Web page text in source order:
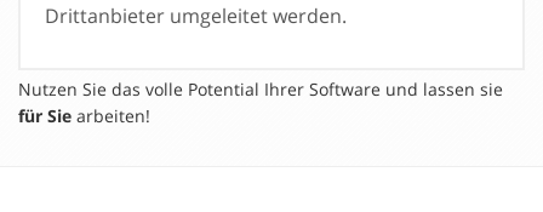
Drittanbieter umgeleitet werden.
Nutzen Sie das volle Potential Ihrer Software und lassen sie
für Sie arbeiten!